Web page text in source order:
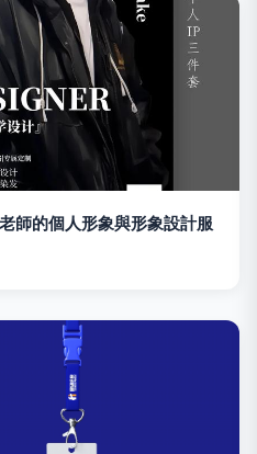
師的個人形象與形象設計服